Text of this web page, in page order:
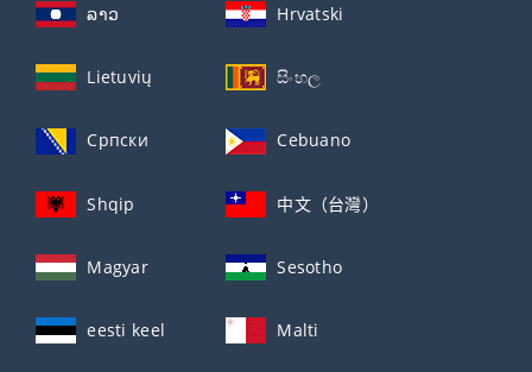
ລາວ Hrvatski
Lietuvių සිංහල
Српски Cebuano
Shqip 中文（台灣）
Magyar Sesotho
eesti keel Malti